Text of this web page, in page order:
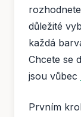
důležité
každá
Chcete se
jsou vůbec
Prvním